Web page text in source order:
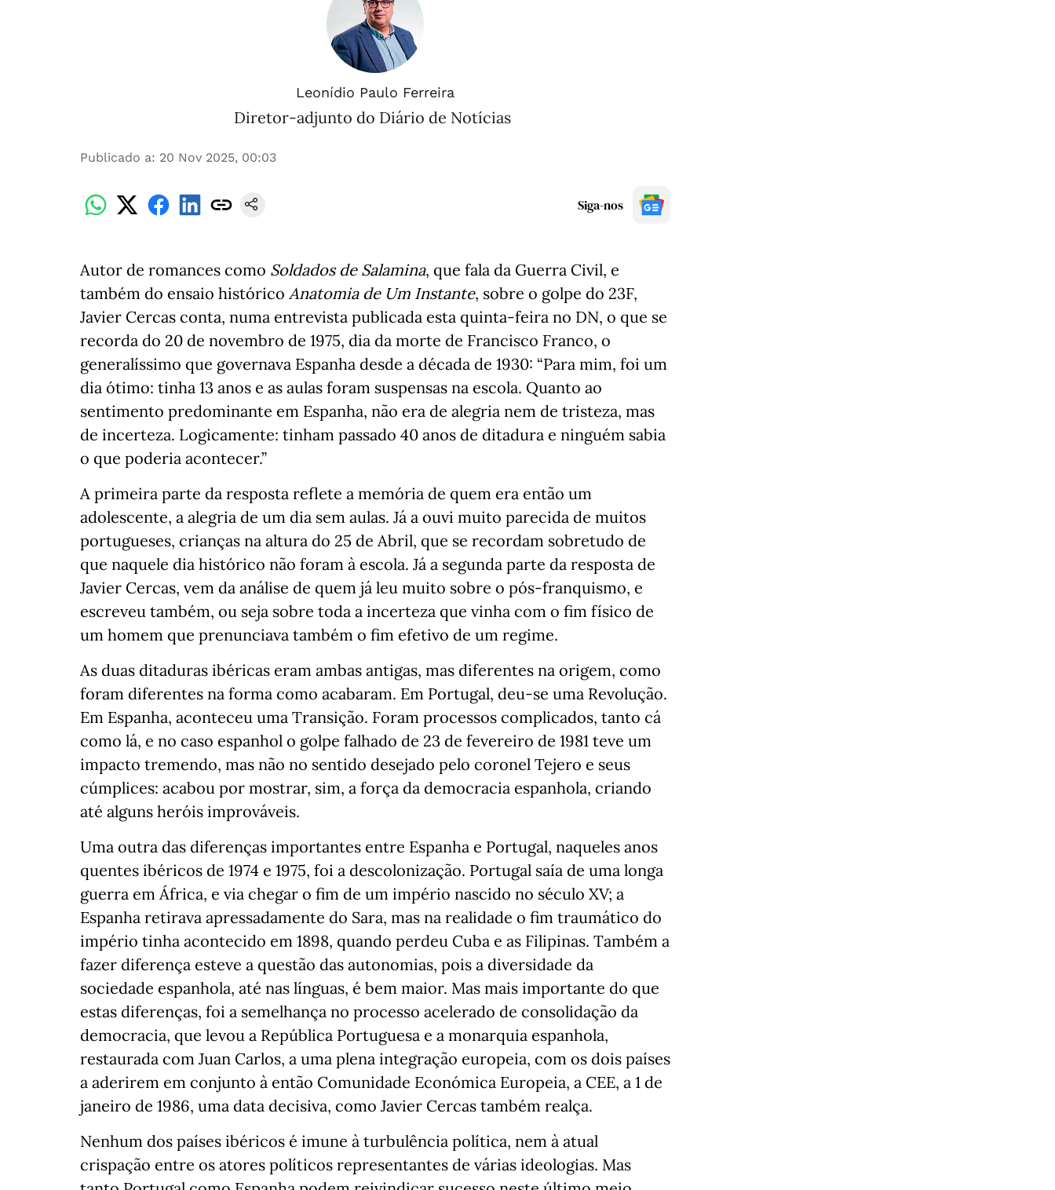
Leonídio Paulo Ferreira
Diretor-adjunto do Diário de Notícias
Publicado a: 20 Nov 2025, 00:03
Siga-nos
Autor de romances como Soldados de Salamina, que fala da Guerra Civil, e
também do ensaio histórico Anatomia de Um Instante, sobre o golpe do 23F,
Javier Cercas conta, numa entrevista publicada esta quinta-feira no DN, o que se
recorda do 20 de novembro de 1975, dia da morte de Francisco Franco, o
generalíssimo que governava Espanha desde a década de 1930: “Para mim, foi um
dia ótimo: tinha 13 anos e as aulas foram suspensas na escola. Quanto ao
sentimento predominante em Espanha, não era de alegria nem de tristeza, mas
de incerteza. Logicamente: tinham passado 40 anos de ditadura e ninguém sabia
o que poderia acontecer.”
A primeira parte da resposta reflete a memória de quem era então um
adolescente, a alegria de um dia sem aulas. Já a ouvi muito parecida de muitos
portugueses, crianças na altura do 25 de Abril, que se recordam sobretudo de
que naquele dia histórico não foram à escola. Já a segunda parte da resposta de
Javier Cercas, vem da análise de quem já leu muito sobre o pós-franquismo, e
escreveu também, ou seja sobre toda a incerteza que vinha com o fim físico de
um homem que prenunciava também o fim efetivo de um regime.
As duas ditaduras ibéricas eram ambas antigas, mas diferentes na origem, como
foram diferentes na forma como acabaram. Em Portugal, deu-se uma Revolução.
Em Espanha, aconteceu uma Transição. Foram processos complicados, tanto cá
como lá, e no caso espanhol o golpe falhado de 23 de fevereiro de 1981 teve um
impacto tremendo, mas não no sentido desejado pelo coronel Tejero e seus
cúmplices: acabou por mostrar, sim, a força da democracia espanhola, criando
até alguns heróis improváveis.
Uma outra das diferenças importantes entre Espanha e Portugal, naqueles anos
quentes ibéricos de 1974 e 1975, foi a descolonização. Portugal saía de uma longa
guerra em África, e via chegar o fim de um império nascido no século XV; a
Espanha retirava apressadamente do Sara, mas na realidade o fim traumático do
império tinha acontecido em 1898, quando perdeu Cuba e as Filipinas. Também a
fazer diferença esteve a questão das autonomias, pois a diversidade da
sociedade espanhola, até nas línguas, é bem maior. Mas mais importante do que
estas diferenças, foi a semelhança no processo acelerado de consolidação da
democracia, que levou a República Portuguesa e a monarquia espanhola,
restaurada com Juan Carlos, a uma plena integração europeia, com os dois países
a aderirem em conjunto à então Comunidade Económica Europeia, a CEE, a 1 de
janeiro de 1986, uma data decisiva, como Javier Cercas também realça.
Nenhum dos países ibéricos é imune à turbulência política, nem à atual
crispação entre os atores políticos representantes de várias ideologias. Mas